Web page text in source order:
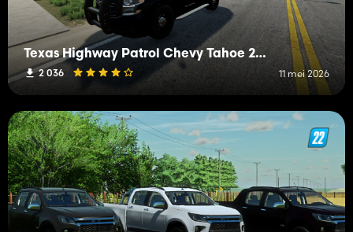
Texas Highway Patrol Chevy Tahoe 2015 PPV
2 036 11 mei 2026